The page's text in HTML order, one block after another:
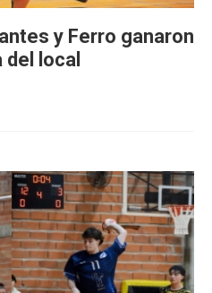
y Ferro ganaron
local